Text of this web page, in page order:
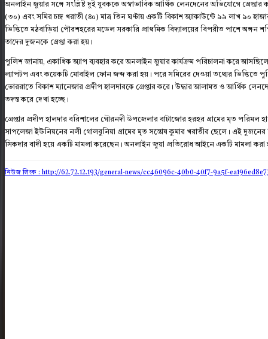
অনলাইন জুয়ার সঙ্গে সংশ্লিষ্ট দুই যুবককে অস্বাভাবিক আর্থিক লেনদেনের অভিযোগে
(৩০) এবং সমির চন্দ্র খরাতী (৪০) মাত্র তিন ঘণ্টায় একটি বিকাশ অ্যাকাউন্টে ৯৯ লাখ ৯০
ভিত্তিতে মঠবাড়িয়া পৌরশহরের মডেল সরকারি প্রাথমিক বিদ্যালয়ের বিপরীত পাশে অঙ্গন
তাদের দুজনকে গ্রেপ্তা করা হয়।
পুলিশ জানায়, একাধিক অ্যাপ ব্যবহার করে অনলাইন জুয়ার কার্যক্রম পরিচালনা করে
ল্যাপটপ এবং কয়েকটি মোবাইল ফোন জব্দ করা হয়। পরে সমিরের দেওয়া তথ্যের ভিত্তিতে
ভোররাতে বিকাশ ম্যানেজার প্রদীপ হালদারকে গ্রেপ্তার করে। উদ্ধার আলামত ও আর্থিক
তদন্ত করে দেখা হচ্ছে।
গ্রেপ্তার প্রদীপ হালদার বরিশালের গৌরনদী উপজেলার বাটাজোর হরহর গ্রামের মৃত
সাপলেজা ইউনিয়নের নলী গোলবুনিয়া গ্রামের মৃত সন্তোষ কুমার খরাতীর ছেলে। এই
সিকদার বাদী হয়ে একটি মামলা করেছেন। অনলাইন জুয়া প্রতিরোধ আইনে একটি মামলা করা
নিউজ লিংক : http://62.72.12.193/general-news/cc46096c-40b0-40f7-9a5f-